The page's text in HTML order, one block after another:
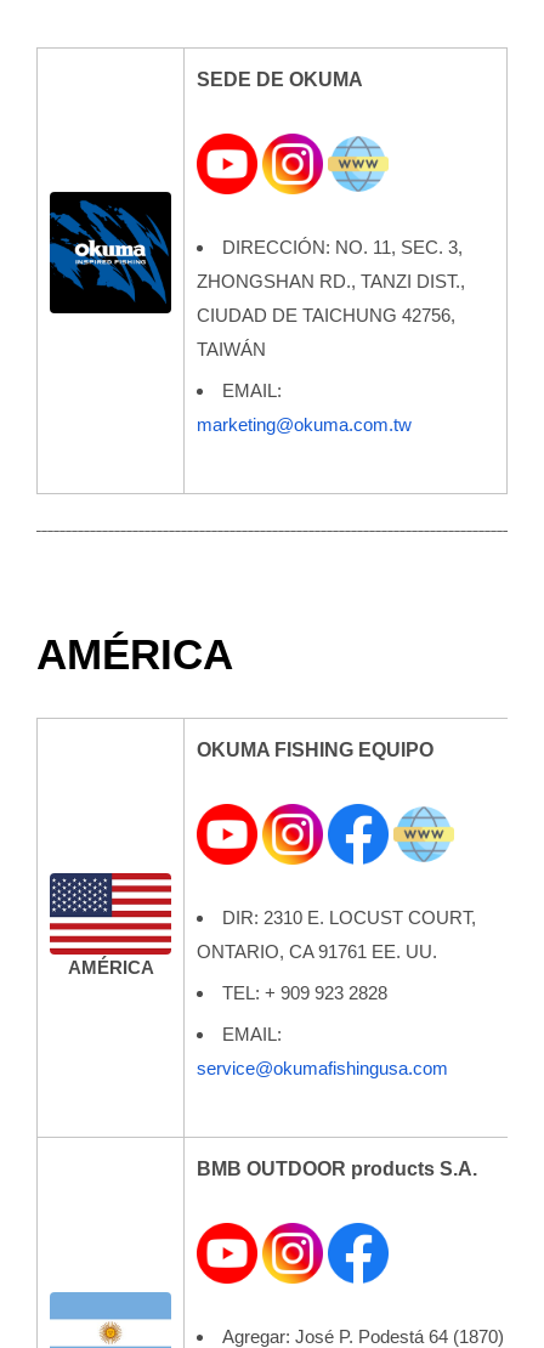
SEDE DE OKUMA
DIRECCIÓN: NO. 11, SEC. 3,
ZHONGSHAN RD., TANZI DIST.,
CIUDAD DE TAICHUNG 42756,
TAIWÁN
EMAIL:
marketing@okuma.com.tw
AMÉRICA
AMÉRICA
OKUMA FISHING EQUIPO
DIR: 2310 E. LOCUST COURT,
ONTARIO, CA 91761 EE. UU.
TEL: + 909 923 2828
EMAIL:
service@okumafishingusa.com
BMB OUTDOOR products S.A.
Agregar: José P. Podestá 64 (1870)